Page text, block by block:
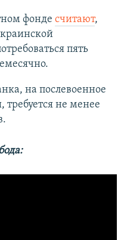
фонде считают,
пять
на послевоенное
требуется не менее